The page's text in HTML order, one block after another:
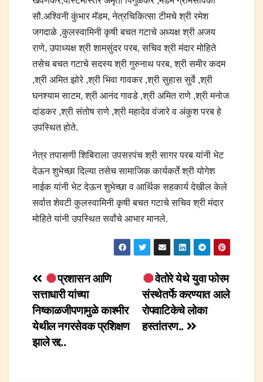
सौ.अश्विनी कुंभार मॅडम, नेत्रचिकित्सा टीमचे श्री रमेश
जगदाळे ,कुलस्वामिनी कृषी बचत गटाचे अध्यक्ष श्री अजय
राणे, उपाध्यक्ष श्री शामसुंदर परब, सचिव श्री मंदार मोहिते
तसेच बचत गटाचे सदस्य श्री गुरुनाथ परब, श्री समीर कदम
,श्री अमित झोरे ,श्री भिवा गावकर ,श्री सुहास सुर्वे ,श्री
घनश्याम साटम, श्री आनंद गावडे ,श्री अमित राणे ,श्री मनोज
दांडकर ,श्री संतोष राणे ,श्री महादेव वंजारे व अंकुश परब हे
उपस्थित होते.
नेत्र तपासणी शिबिराला उपसरपंच श्री सागर परब यांनी भेट
देऊन शुभेच्छा दिल्या तसेच सामाजिक कार्यकर्ते श्री योगेश
नाईक यांनी भेट देऊन शुभेच्छा व आर्थिक सहकार्य देखील केले
सर्वात शेवटी कुलस्वामिनी कृषी बचत गटाचे सचिव श्री मंदार
मोहिते यांनी उपस्थित सर्वांचे आभार मानले.
Post
navigation
वेतोरे येथे युवा फोरम
संस्थेतर्फे करण्यात आले
रोपवाटिकेचे लोका
हस्तांतरण..
प्रशासन आणि
सत्ताधारी यांच्या
निष्काळजीपणामुळे काश्मीर
येथील नगरसेवक प्रशिक्षण
झाले रद्द..